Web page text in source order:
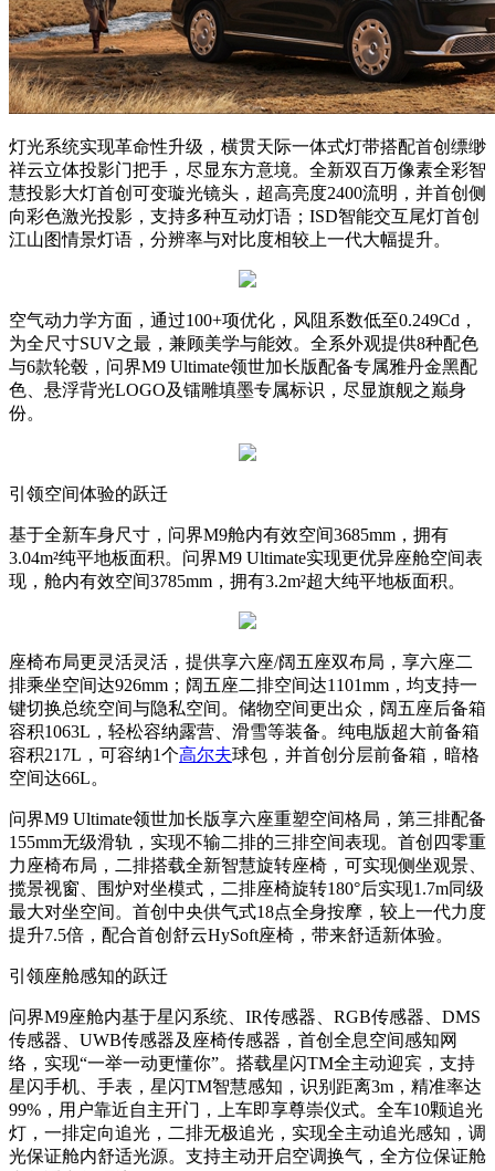
灯光系统实现革命性升级，横贯天际一体式灯带搭配首创缥缈
祥云立体投影门把手，尽显东方意境。全新双百万像素全彩智
慧投影大灯首创可变璇光镜头，超高亮度2400流明，并首创侧
向彩色激光投影，支持多种互动灯语；ISD智能交互尾灯首创
江山图情景灯语，分辨率与对比度相较上一代大幅提升。
空气动力学方面，通过100+项优化，风阻系数低至0.249Cd，
为全尺寸SUV之最，兼顾美学与能效。全系外观提供8种配色
与6款轮毂，问界M9 Ultimate领世加长版配备专属雅丹金黑配
色、悬浮背光LOGO及镭雕填墨专属标识，尽显旗舰之巅身
份。
引领空间体验的跃迁
基于全新车身尺寸，问界M9舱内有效空间3685mm，拥有
3.04m²纯平地板面积。问界M9 Ultimate实现更优异座舱空间表
现，舱内有效空间3785mm，拥有3.2m²超大纯平地板面积。
座椅布局更灵活灵活，提供享六座/阔五座双布局，享六座二
排乘坐空间达926mm；阔五座二排空间达1101mm，均支持一
键切换总统空间与隐私空间。储物空间更出众，阔五座后备箱
容积1063L，轻松容纳露营、滑雪等装备。纯电版超大前备箱
容积217L，可容纳1个高尔夫球包，并首创分层前备箱，暗格
空间达66L。
问界M9 Ultimate领世加长版享六座重塑空间格局，第三排配备
155mm无级滑轨，实现不输二排的三排空间表现。首创四零重
力座椅布局，二排搭载全新智慧旋转座椅，可实现侧坐观景、
揽景视窗、围炉对坐模式，二排座椅旋转180°后实现1.7m同级
最大对坐空间。首创中央供气式18点全身按摩，较上一代力度
提升7.5倍，配合首创舒云HySoft座椅，带来舒适新体验。
引领座舱感知的跃迁
问界M9座舱内基于星闪系统、IR传感器、RGB传感器、DMS
传感器、UWB传感器及座椅传感器，首创全息空间感知网
络，实现“一举一动更懂你”。搭载星闪TM全主动迎宾，支持
星闪手机、手表，星闪TM智慧感知，识别距离3m，精准率达
99%，用户靠近自主开门，上车即享尊崇仪式。全车10颗追光
灯，一排定向追光，二排无极追光，实现全主动追光感知，调
光保证舱内舒适光源。支持主动开启空调换气，全方位保证舱